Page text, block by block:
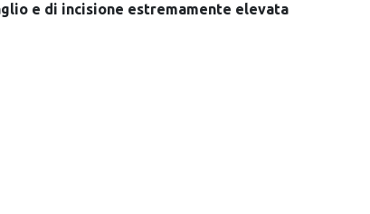
e di incisione estremamente elevata